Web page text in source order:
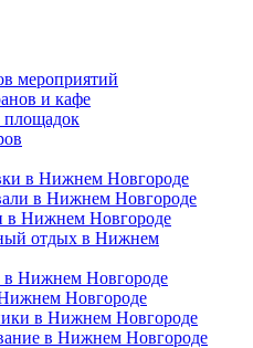
мероприятий
и кафе
площадок
в Нижнем Новгороде
в Нижнем Новгороде
в Нижнем Новгороде
отдых в Нижнем
в Нижнем Новгороде
Новгороде
в Нижнем Новгороде
в Нижнем Новгороде